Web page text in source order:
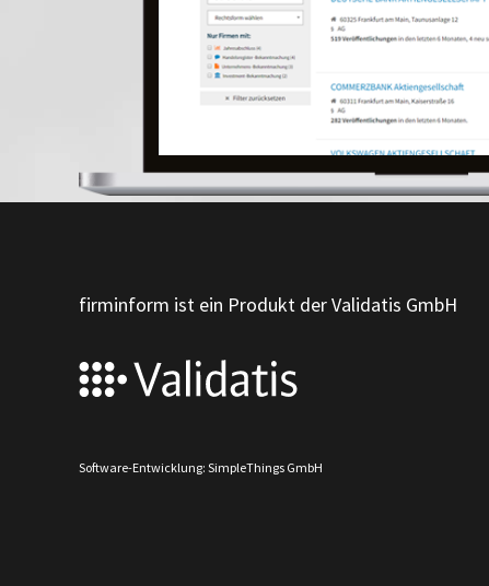
firminform ist ein Produkt der Validatis GmbH
Software-Entwicklung: SimpleThings GmbH